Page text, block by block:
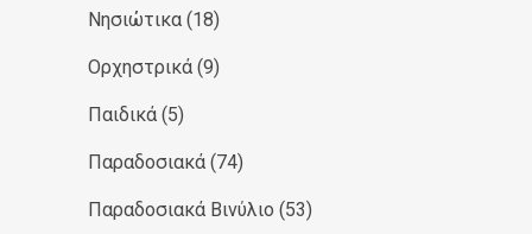
Νησιώτικα (18)
Ορχηστρικά (9)
Παιδικά (5)
Παραδοσιακά (74)
Παραδοσιακά Βινύλιο (53)